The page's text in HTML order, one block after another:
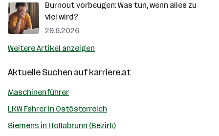
Burnout vorbeugen: Was tun, wenn alles zu
viel wird?
29.6.2026
Weitere Artikel anzeigen
Aktuelle Suchen aufkarriere.at
Maschinenführer
LKW Fahrer in Ostösterreich
Siemens in Hollabrunn (Bezirk)